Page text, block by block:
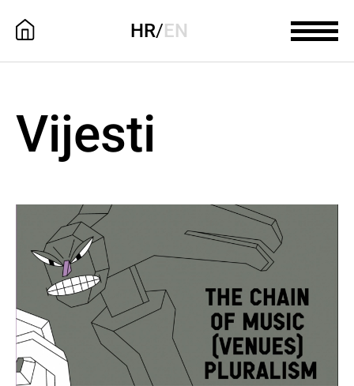
HR/EN
Vijesti